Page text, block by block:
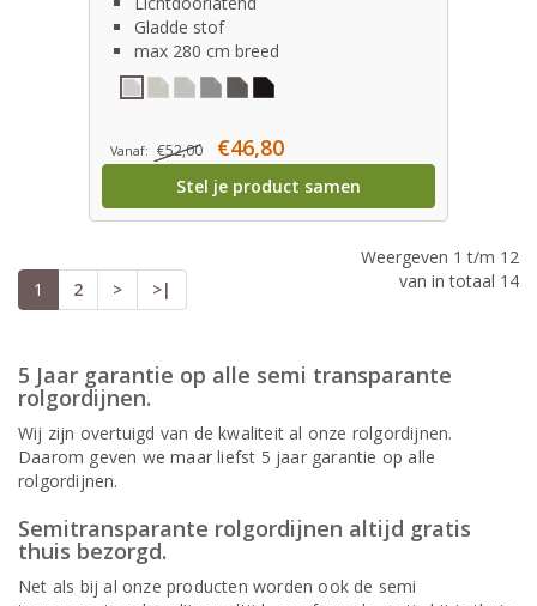
Gladde stof
max 280 cm breed
Vanaf: €52,00 €46,80
Stel je product samen
1 2 > >|
Weergeven 1 t/m 12
van in totaal 14
5 Jaar garantie op alle semi transparante
rolgordijnen.
Wij zijn overtuigd van de kwaliteit al onze rolgordijnen.
Daarom geven we maar liefst 5 jaar garantie op alle
rolgordijnen.
Semitransparante rolgordijnen altijd gratis
thuis bezorgd.
Net als bij al onze producten worden ook de semi